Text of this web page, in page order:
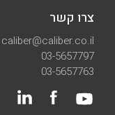
צרו קשר
caliber@caliber.co.il
03-5657797
03-5657763